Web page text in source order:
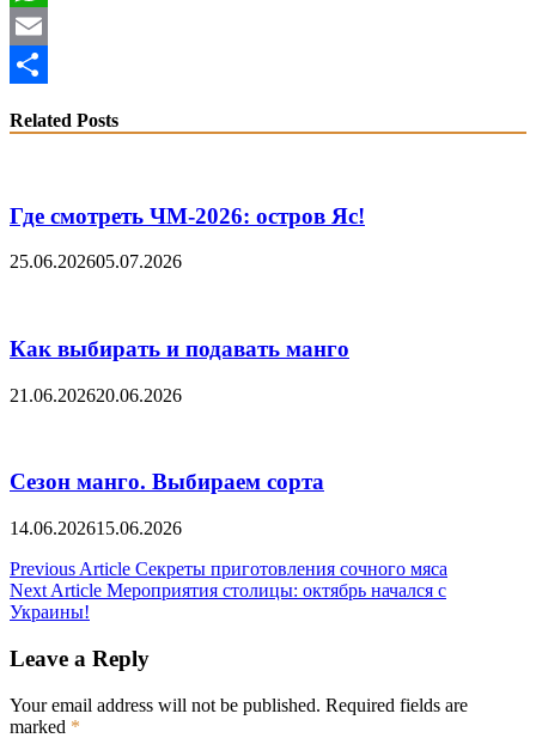
WhatsApp
Email
Related Posts
Где смотреть ЧМ-2026: остров Яс!
25.06.202605.07.2026
Как выбирать и подавать манго
21.06.202620.06.2026
Сезон манго. Выбираем сорта
14.06.202615.06.2026
Post
navigation
Previous Article Секреты приготовления сочного мяса
Next Article Мероприятия столицы: октябрь начался с
Украины!
Leave a Reply
Your email address will not be published. Required fields are
marked *